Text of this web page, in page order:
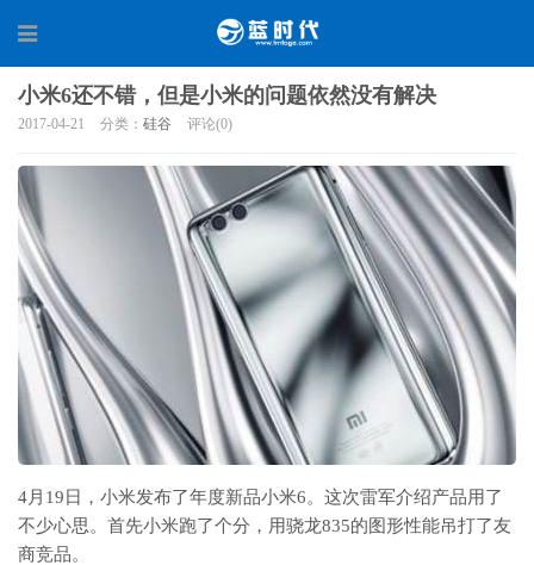
小米6还不错，但是小米的问题依然没有解决
2017-04-21 分类： 硅谷 评论(0)
4月19日，小米发布了年度新品小米6。这次雷军介绍产品用了
不少心思。首先小米跑了个分，用骁龙835的图形性能吊打了友
商竞品。